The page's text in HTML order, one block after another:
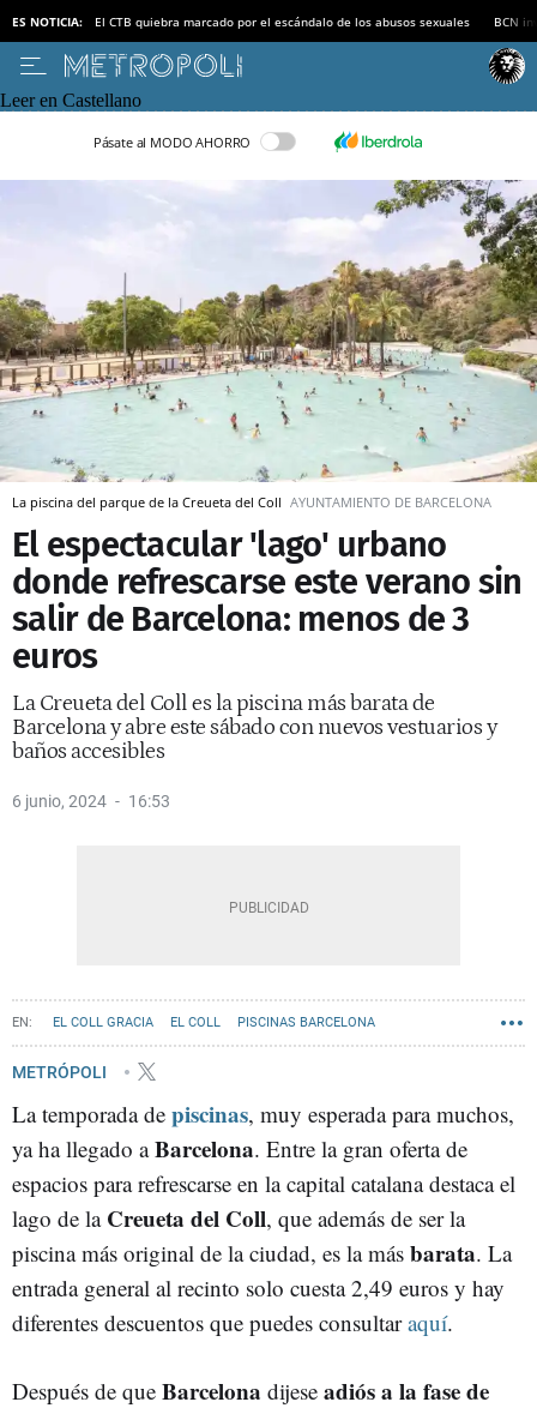
ES NOTICIA: El CTB quiebra marcado por el escándalo de los abusos sexuales BCN
Leer en Castellano
Pásate al MODO AHORRO
La piscina del parque de la Creueta del Coll AYUNTAMIENTO DE BARCELONA
El espectacular 'lago' urbano
donde refrescarse este verano sin
salir de Barcelona: menos de 3
euros
La Creueta del Coll es la piscina más barata de
Barcelona y abre este sábado con nuevos vestuarios y
baños accesibles
6 junio, 2024 16:53
EL COLL GRACIA EL COLL PISCINAS BARCELONA
RECOMENDACIONES
METRÓPOLI
La temporada de piscinas, muy esperada para muchos,
ya ha llegado aBarcelona. Entre la gran oferta de
espacios para refrescarse en la capital catalana destaca el
lago de la Creueta del Coll, que además de ser la
piscina más original de la ciudad, es la más barata. La
entrada general al recinto solo cuesta 2,49 euros y hay
diferentes descuentos que puedes consultaraquí.
Después de que Barcelona dijese adiós a la fase de